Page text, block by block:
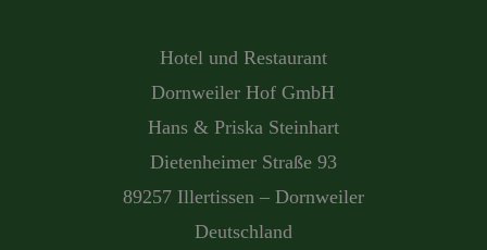
Hotel und Restaurant
Dornweiler Hof GmbH
Hans & Priska Steinhart
Dietenheimer Straße 93
89257 Illertissen – Dornweiler
Deutschland